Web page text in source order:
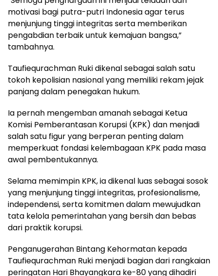
motivasi bagi putra-putri Indonesia agar terus
menjunjung tinggi integritas serta memberikan
pengabdian terbaik untuk kemajuan bangsa,”
tambahnya.
Taufiequrachman Ruki dikenal sebagai salah satu
tokoh kepolisian nasional yang memiliki rekam jejak
panjang dalam penegakan hukum.
Ia pernah mengemban amanah sebagai Ketua
Komisi Pemberantasan Korupsi (KPK) dan menjadi
salah satu figur yang berperan penting dalam
memperkuat fondasi kelembagaan KPK pada masa
awal pembentukannya.
Selama memimpin KPK, ia dikenal luas sebagai sosok
yang menjunjung tinggi integritas, profesionalisme,
independensi, serta komitmen dalam mewujudkan
tata kelola pemerintahan yang bersih dan bebas
dari praktik korupsi.
Penganugerahan Bintang Kehormatan kepada
Taufiequrachman Ruki menjadi bagian dari rangkaian
peringatan Hari Bhayangkara ke-80 yang dihadiri